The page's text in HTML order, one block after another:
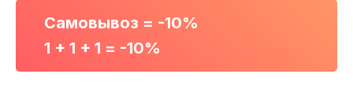
Самовывоз = -10%
1 + 1 + 1 = -10%